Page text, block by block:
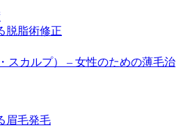
脱脂術修正
スカルプ） – 女性のための薄毛治
眉毛発毛